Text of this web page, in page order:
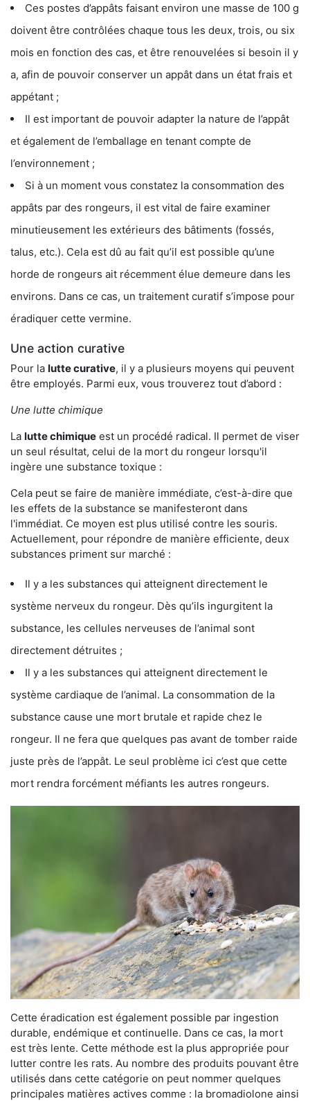
Ces postes d’appâts faisant environ une masse de 100 g
doivent être contrôlées chaque tous les deux, trois, ou six
mois en fonction des cas, et être renouvelées si besoin il y
a, afin de pouvoir conserver un appât dans un état frais et
appétant ;
Il est important de pouvoir adapter la nature de l’appât
et également de l’emballage en tenant compte de
l’environnement ;
Si à un moment vous constatez la consommation des
appâts par des rongeurs, il est vital de faire examiner
minutieusement les extérieurs des bâtiments (fossés,
talus, etc.). Cela est dû au fait qu’il est possible qu’une
horde de rongeurs ait récemment élue demeure dans les
environs. Dans ce cas, un traitement curatif s’impose pour
éradiquer cette vermine.
Une action curative
Pour la lutte curative, il y a plusieurs moyens qui peuvent
être employés. Parmi eux, vous trouverez tout d’abord :
Une lutte chimique
La lutte chimique est un procédé radical. Il permet de viser
un seul résultat, celui de la mort du rongeur lorsqu'il
ingère une substance toxique :
Cela peut se faire de manière immédiate, c’est-à-dire que
les effets de la substance se manifesteront dans
l'immédiat. Ce moyen est plus utilisé contre les souris.
Actuellement, pour répondre de manière efficiente, deux
substances priment sur marché :
Il y a les substances qui atteignent directement le
système nerveux du rongeur. Dès qu’ils ingurgitent la
substance, les cellules nerveuses de l’animal sont
directement détruites ;
Il y a les substances qui atteignent directement le
système cardiaque de l’animal. La consommation de la
substance cause une mort brutale et rapide chez le
rongeur. Il ne fera que quelques pas avant de tomber raide
juste près de l’appât. Le seul problème ici c’est que cette
mort rendra forcément méfiants les autres rongeurs.
Cette éradication est également possible par ingestion
durable, endémique et continuelle. Dans ce cas, la mort
est très lente. Cette méthode est la plus appropriée pour
lutter contre les rats. Au nombre des produits pouvant être
utilisés dans cette catégorie on peut nommer quelques
principales matières actives comme : la bromadiolone ainsi